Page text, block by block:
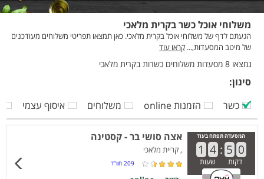
משלוחי אוכל כשר בקרית מלאכי
הגעתם לדף של משלוחי אוכל בקרית מלאכי. כאן תמצאו תפריטי משלוחים מעודכנים
של מיטב המסעדות,... קראו עוד
נמצאו 8 מסעדות משלוחים כשרות בקרית מלאכי
סינון:
כשר
הזמנות online משלוחים איסוף עצמי
המסעדה תפתח בעוד
1 4 : 5 0
דקות שעות
אצה סושי בר - קסטינה
, קריית מלאכי
209 חוו”ד